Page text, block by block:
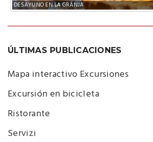
Restaurante en la
ÚLTIMAS PUBLICACIONES
Mapa interactivo Excursiones
Excursión en bicicleta
Ristorante
Servizi